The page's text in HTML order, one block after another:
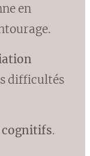
en
difficultés
cognitifs.